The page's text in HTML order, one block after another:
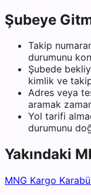
Şubeye
Takip
durumunu
Şubede
kimlik ve
Adres veya
aramak
Yol tarifi
durumunu
Yakındaki
MNG Kargo